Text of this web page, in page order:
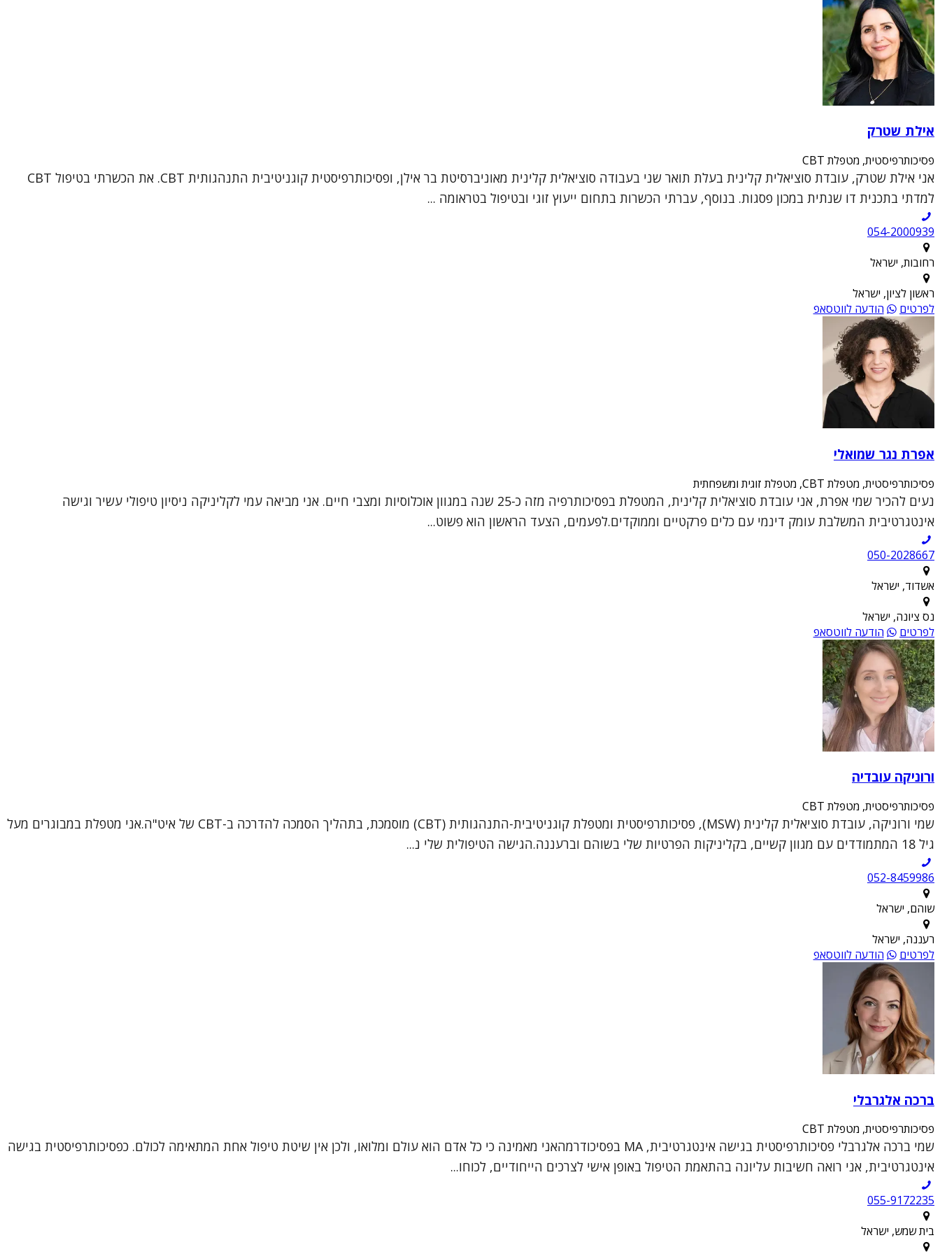
אילת שטרק
פסיכותרפיסטית, מטפלת CBT
אני אילת שטרק, עובדת סוציאלית קלינית בעלת תואר שני בעבודה סוציאלית קלינית מאוניברסיטת בר אילן, ופסיכותרפיסטית קוגניטיבית התנהגותית CBT. את הכשרתי בטיפול CBT
למדתי בתכנית דו שנתית במכון פסגות. בנוסף, עברתי הכשרות בתחום ייעוץ זוגי ובטיפול בטראומה ...
054-2000939
רחובות, ישראל
ראשון לציון, ישראל
לפרטים
הודעה לווטסאפ
אפרת נגר שמואלי
פסיכותרפיסטית, מטפלת CBT, מטפלת זוגית ומשפחתית
נעים להכיר שמי אפרת, אני עובדת סוציאלית קלינית, המטפלת בפסיכותרפיה מזה כ-25 שנה במגוון אוכלוסיות ומצבי חיים. אני מביאה עמי לקליניקה ניסיון טיפולי עשיר וגישה
אינטגרטיבית המשלבת עומק דינמי עם כלים פרקטיים וממוקדים.לפעמים, הצעד הראשון הוא פשוט...
050-2028667
אשדוד, ישראל
נס ציונה, ישראל
לפרטים
הודעה לווטסאפ
ורוניקה עובדיה
פסיכותרפיסטית, מטפלת CBT
שמי ורוניקה, עובדת סוציאלית קלינית (MSW), פסיכותרפיסטית ומטפלת קוגניטיבית-התנהגותית (CBT) מוסמכת, בתהליך הסמכה להדרכה ב-CBT של איט"ה.אני מטפלת במבוגרים מעל
גיל 18 המתמודדים עם מגוון קשיים, בקליניקות הפרטיות שלי בשוהם וברעננה.הגישה הטיפולית שלי נ...
052-8459986
שוהם, ישראל
רעננה, ישראל
לפרטים
הודעה לווטסאפ
ברכה אלגרבלי
פסיכותרפיסטית, מטפלת CBT
שמי ברכה אלגרבלי פסיכותרפיסטית בגישה אינטגרטיבית, MA בפסיכודרמהאני מאמינה כי כל אדם הוא עולם ומלואו, ולכן אין שיטת טיפול אחת המתאימה לכולם. כפסיכותרפיסטית בגישה
אינטגרטיבית, אני רואה חשיבות עליונה בהתאמת הטיפול באופן אישי לצרכים הייחודיים, לכוחו...
055-9172235
בית שמש, ישראל